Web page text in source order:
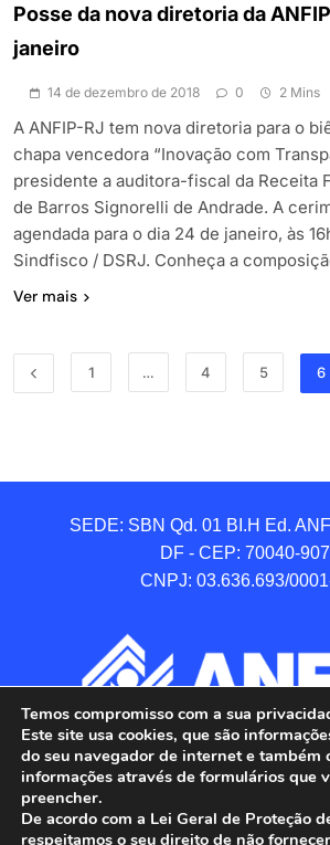
Posse da nova diretoria da
janeiro
14 de dezembro de 2018 0 2 Mins
A ANFIP-RJ tem nova diretoria para o
chapa vencedora “Inovação com
presidente a auditora-fiscal da Receita
de Barros Signorelli de Andrade. A
agendada para o dia 24 de janeiro, às
Sindfisco / DSRJ. Conheça a
Ver mais
1 … 4 5 6
SEDE: SBN Qd. 01 BI.H Ed.
DF - CEP: 70040-907
CNPJ: 03.636.693/
Temos compromisso com a sua
Este site usa cookies, que são
do seu navegador de internet e também
informações através de formulários que
preencher.
De acordo com a Lei Geral de Proteção
respeitamos o seu direito de não